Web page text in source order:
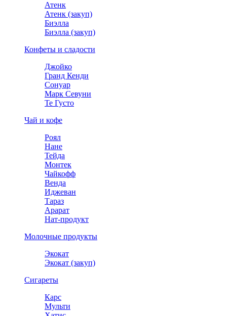
Атенк
Атенк (закуп)
Биэлла
Биэлла (закуп)
Конфеты и сладости
Джойко
Гранд Кенди
Сонуар
Марк Севуни
Те Густо
Чай и кофе
Роял
Нане
Тейда
Монтек
Чайкофф
Венда
Иджеван
Тараз
Арарат
Нат-продукт
Молочные продукты
Экокат
Экокат (закуп)
Сигареты
Карс
Мульти